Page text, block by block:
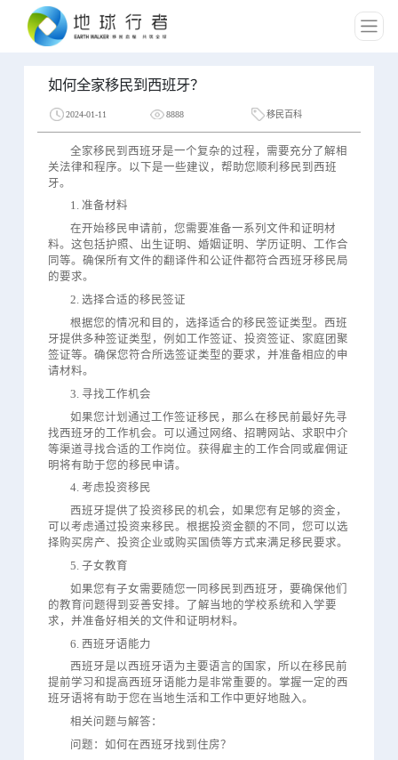
如何全家移民到西班牙？
2024-01-11 8888 移民百科
全家移民到西班牙是一个复杂的过程，需要充分了解相
关法律和程序。以下是一些建议，帮助您顺利移民到西班
牙。
1. 准备材料
在开始移民申请前，您需要准备一系列文件和证明材
料。这包括护照、出生证明、婚姻证明、学历证明、工作合
同等。确保所有文件的翻译件和公证件都符合西班牙移民局
的要求。
2. 选择合适的移民签证
根据您的情况和目的，选择适合的移民签证类型。西班
牙提供多种签证类型，例如工作签证、投资签证、家庭团聚
签证等。确保您符合所选签证类型的要求，并准备相应的申
请材料。
3. 寻找工作机会
如果您计划通过工作签证移民，那么在移民前最好先寻
找西班牙的工作机会。可以通过网络、招聘网站、求职中介
等渠道寻找合适的工作岗位。获得雇主的工作合同或雇佣证
明将有助于您的移民申请。
4. 考虑投资移民
西班牙提供了投资移民的机会，如果您有足够的资金，
可以考虑通过投资来移民。根据投资金额的不同，您可以选
择购买房产、投资企业或购买国债等方式来满足移民要求。
5. 子女教育
如果您有子女需要随您一同移民到西班牙，要确保他们
的教育问题得到妥善安排。了解当地的学校系统和入学要
求，并准备好相关的文件和证明材料。
6. 西班牙语能力
西班牙是以西班牙语为主要语言的国家，所以在移民前
提前学习和提高西班牙语能力是非常重要的。掌握一定的西
班牙语将有助于您在当地生活和工作中更好地融入。
相关问题与解答：
问题：如何在西班牙找到住房？